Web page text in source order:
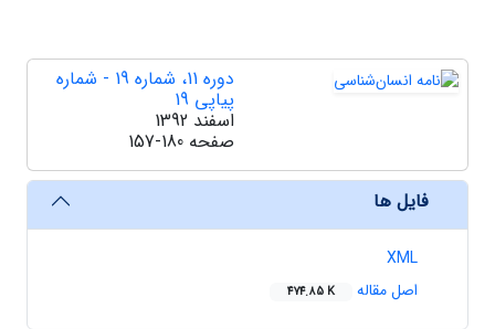
دوره 11، شماره 19 - شماره
پیاپی 19
اسفند 1392
صفحه 157-180
فایل ها
XML
اصل مقاله
474.85 K